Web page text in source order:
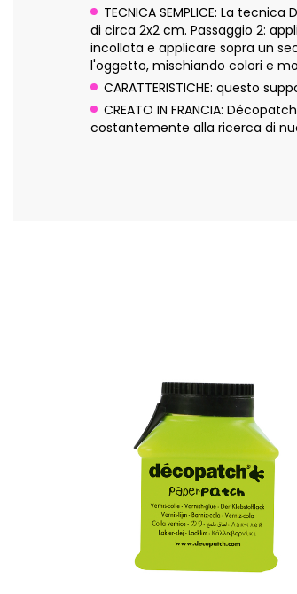
TECNICA SEMPLICE: La
di circa 2x2 cm. Passaggio 2:
incollata e applicare sopra un
l'oggetto, mischiando colori e
CARATTERISTICHE: questo
CREATO IN FRANCIA:
costantemente alla ricerca di